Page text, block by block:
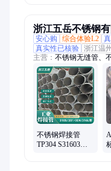
浙江五岳不锈钢有
安心购
综合体验L2
真实性已核验 浙江温州
主营： 不锈钢无缝管、
钢管、脱脂不锈钢管、
钢管、卡套不锈钢管、
管、316L不锈钢管、
管、高压不锈钢管、薄
管、食品卫生级不锈钢
盘管、321不锈钢管
不锈钢焊接管‌
TP304 S31603工